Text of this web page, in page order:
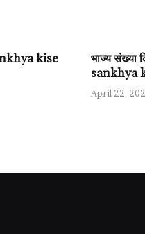
kise
भाज्य
sankhya
April 22,